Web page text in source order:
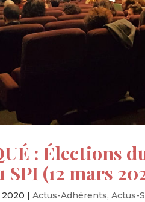
: Élections
(12 mars
2020 |Actus-Adhérents,Actus-